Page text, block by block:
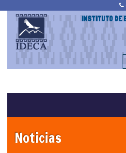
INSTITUTO DE
Noticias